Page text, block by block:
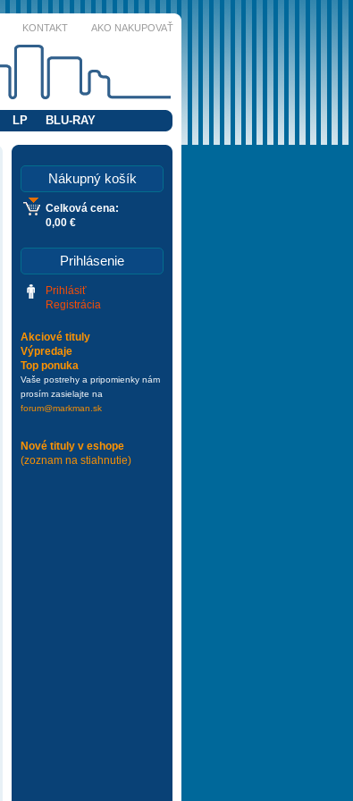
KONTAKT AKO NAKUPOVAŤ
LP BLU-RAY
Nákupný košík
Celková cena:
0,00 €
Prihlásenie
Prihlásiť
Registrácia
Akciové tituly
Výpredaje
Top ponuka
Vaše postrehy a pripomienky nám
prosím zasielajte na
forum@markman.sk
Nové tituly v eshope
(zoznam na stiahnutie)